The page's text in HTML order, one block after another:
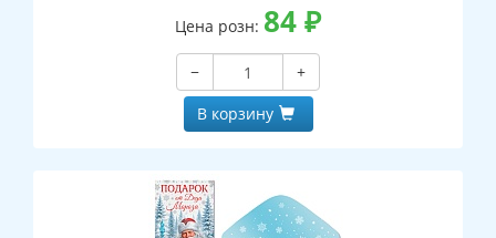
Цена розн: 84₽
−
+
В корзину